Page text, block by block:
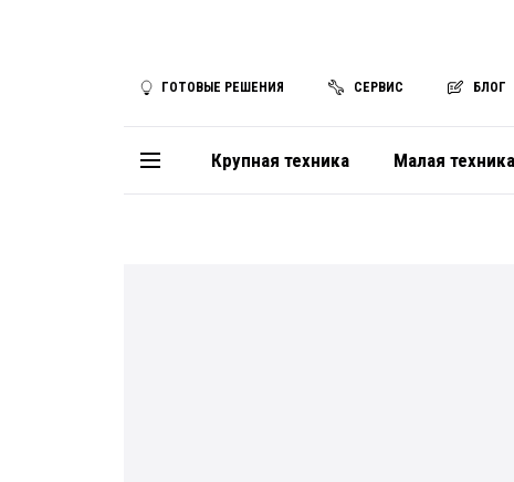
ГОТОВЫЕ РЕШЕНИЯ СЕРВИС БЛОГ
Крупная техника Малая техника